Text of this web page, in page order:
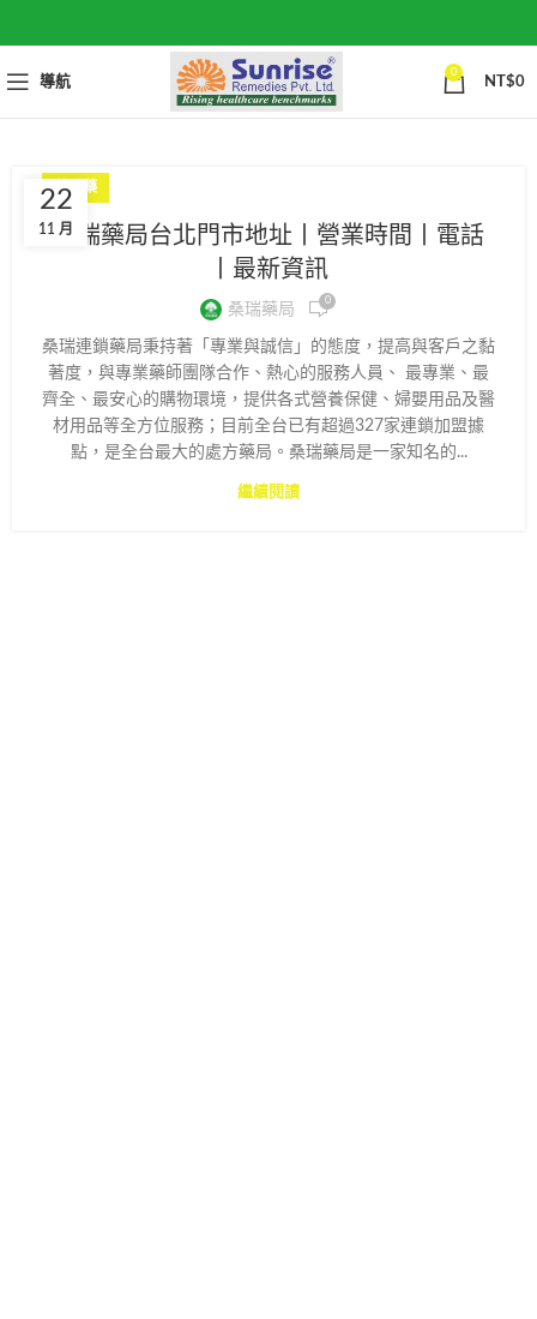
導航
0
NT$0
22
11 月
壯陽藥
桑瑞藥局台北門市地址丨營業時間丨電話
丨最新資訊
桑瑞藥局 0
桑瑞連鎖藥局秉持著「專業與誠信」的態度，提高與客戶之黏
著度，與專業藥師團隊合作、熱心的服務人員、 最專業、最
齊全、最安心的購物環境，提供各式營養保健、婦嬰用品及醫
材用品等全方位服務；目前全台已有超過327家連鎖加盟據
點，是全台最大的處方藥局。桑瑞藥局是一家知名的...
繼續閱讀